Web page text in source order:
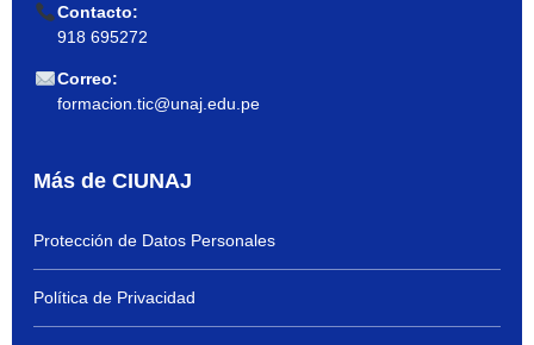
Contacto:
918 695272
Correo:
formacion.tic@unaj.edu.pe
Más de CIUNAJ
Protección de Datos Personales
Política de Privacidad